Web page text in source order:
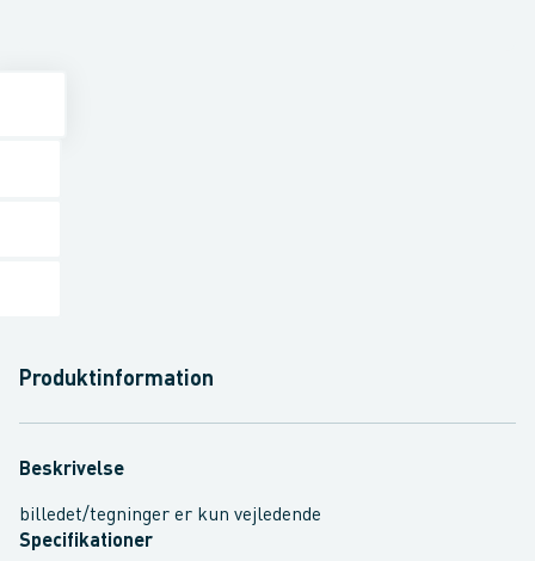
Produktinformation
Beskrivelse
billedet/tegninger er kun vejledende
Specifikationer